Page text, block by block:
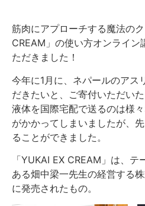
筋肉にアプローチする魔法の
CREAM」の使い方オンライン
ただきました！
今年に1月に、ネパールのアス
だきたいと、ご寄付いただい
液体を国際宅配で送るのは様
がかかってしまいましたが、
ることができました。
「YUKAI EX CREAM」は、
ある畑中梁一先生の経営する
に発売されたもの。